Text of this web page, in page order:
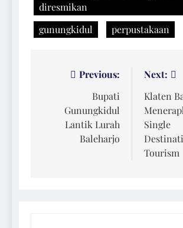
diresmikan
gunungkidul
perpustakaan
NavigasiPrevious:
Bupati
Gunungkidul
Lantik Lurah
Baleharjo
Next:
Klaten
Single
Tourism